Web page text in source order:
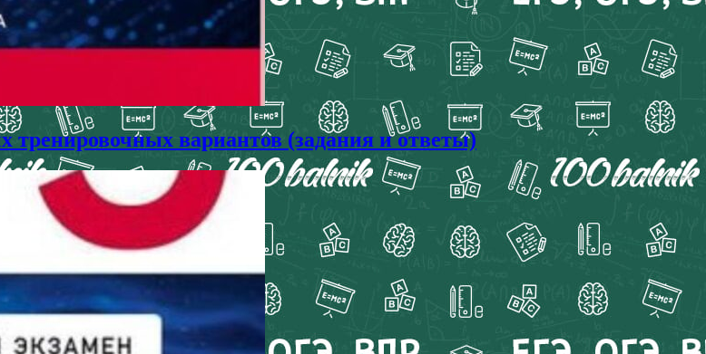
вариантов (задания и ответы)